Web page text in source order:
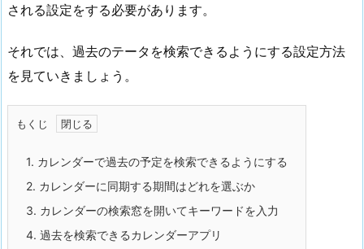
される設定をする必要があります。
それでは、過去のテータを検索できるようにする設定方法
を見ていきましょう。
もくじ
1. カレンダーで過去の予定を検索できるようにする
2. カレンダーに同期する期間はどれを選ぶか
3. カレンダーの検索窓を開いてキーワードを入力
4. 過去を検索できるカレンダーアプリ